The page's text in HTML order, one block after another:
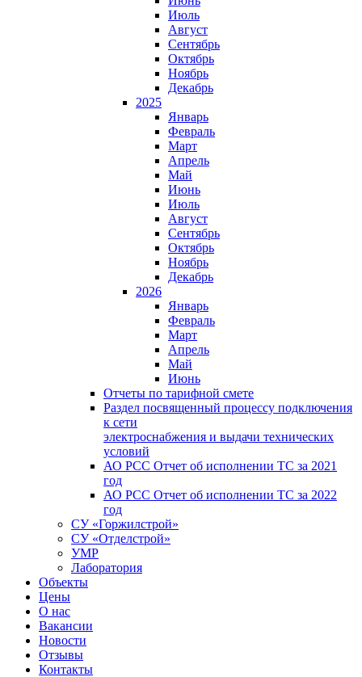
Июль
Август
Сентябрь
Октябрь
Ноябрь
Декабрь
2025
Январь
Февраль
Март
Апрель
Май
Июнь
Июль
Август
Сентябрь
Октябрь
Ноябрь
Декабрь
2026
Январь
Февраль
Март
Апрель
Май
Июнь
Отчеты по тарифной смете
Раздел посвященный процессу подключения
к сети
электроснабжения и выдачи технических
условий
АО РСС Отчет об исполнении ТС за 2021
год
АО РСС Отчет об исполнении ТС за 2022
год
СУ «Горжилстрой»
СУ «Отделстрой»
УМР
Лаборатория
Объекты
Цены
О нас
Вакансии
Новости
Отзывы
Контакты